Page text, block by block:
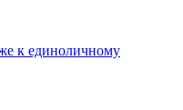
к единоличному